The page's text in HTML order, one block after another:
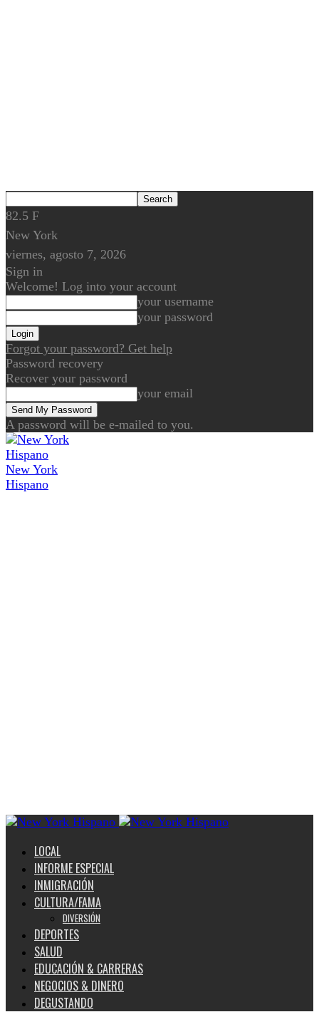
82.5 F
New York
viernes, agosto 7, 2026
Sign in
Welcome! Log into your account
your username
your password
Forgot your password? Get help
Password recovery
Recover your password
your email
A password will be e-mailed to you.
New York
Hispano
LOCAL
INFORME ESPECIAL
INMIGRACIÓN
CULTURA/FAMA
DIVERSIÓN
DEPORTES
SALUD
EDUCACIÓN & CARRERAS
NEGOCIOS & DINERO
DEGUSTANDO